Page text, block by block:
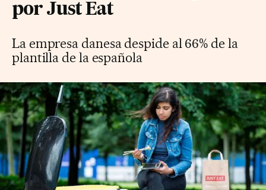
por Just Eat
La empresa danesa despide al 66% de la
plantilla de la española